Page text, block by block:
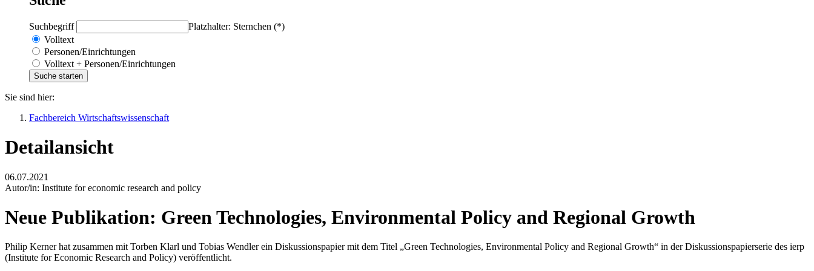
Suchbegriff
Platzhalter: Sternchen (*)
Volltext
Personen/Einrichtungen
Volltext + Personen/Einrichtungen
Sie sind hier:
Fachbereich Wirtschaftswissenschaft
Detailansicht
06.07.2021
Autor/in: Institute for economic research and policy
Neue Publikation: Green Technologies, Environmental Policy and Regional Growth
Philip Kerner hat zusammen mit Torben Klarl und Tobias Wendler ein Diskussionspapier mit dem Titel „Green Technologies, Environmental Policy and Regional Growth“ in der Diskussionspapierserie des ierp
(Institute for Economic Research and Policy) veröffentlicht.